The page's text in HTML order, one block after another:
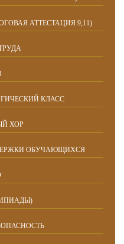
АТТЕСТАЦИЯ 9,11)
КЛАСС
ХОР
ОБУЧАЮЩИХСЯ